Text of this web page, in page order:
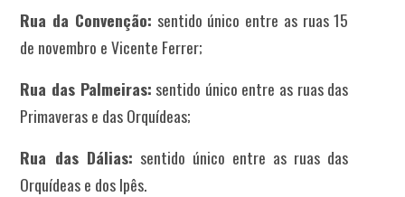
Rua da Convenção: sentido único entre as ruas 15
de novembro e Vicente Ferrer;
Rua das Palmeiras: sentido único entre as ruas das
Primaveras e das Orquídeas;
Rua das Dálias: sentido único entre as ruas das
Orquídeas e dos Ipês.